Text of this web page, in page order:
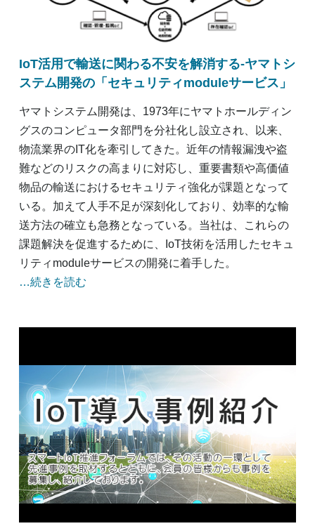
IoT活用で輸送に関わる不安を解消する-ヤマトシ
ステム開発の「セキュリティmoduleサービス」
ヤマトシステム開発は、1973年にヤマトホールディン
グスのコンピュータ部門を分社化し設立され、以来、
物流業界のIT化を牽引してきた。近年の情報漏洩や盗
難などのリスクの高まりに対応し、重要書類や高価値
物品の輸送におけるセキュリティ強化が課題となって
いる。加えて人手不足が深刻化しており、効率的な輸
送方法の確立も急務となっている。当社は、これらの
課題解決を促進するために、IoT技術を活用したセキュ
リティmoduleサービスの開発に着手した。
…続きを読む